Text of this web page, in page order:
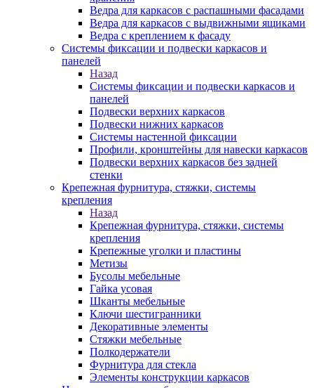
Ведра для каркасов с распашными фасадами
Ведра для каркасов с выдвижными ящиками
Ведра с креплением к фасаду
Системы фиксации и подвески каркасов и
панелей
Назад
Системы фиксации и подвески каркасов и
панелей
Подвески верхних каркасов
Подвески нижних каркасов
Системы настенной фиксации
Профили, кронштейны для навески каркасов
Подвески верхних каркасов без задней
стенки
Крепежная фурнитура, стяжки, системы
крепления
Назад
Крепежная фурнитура, стяжки, системы
крепления
Крепежные уголки и пластины
Метизы
Бусолы мебельные
Гайка усовая
Шканты мебельные
Ключи шестигранники
Декоративные элементы
Стяжки мебельные
Полкодержатели
Фурнитура для стекла
Элементы конструкции каркасов